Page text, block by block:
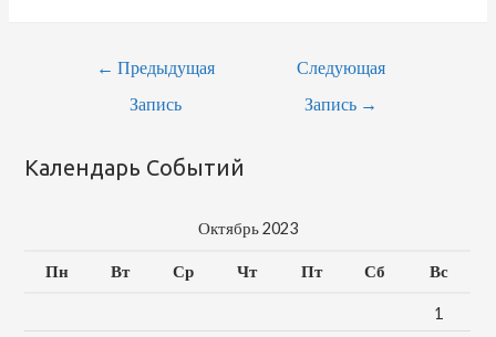
Навигация
← Предыдущая
Запись
Следующая
Запись →
Календарь Событий
Октябрь 2023
Пн Вт Ср Чт Пт Сб Вс
1